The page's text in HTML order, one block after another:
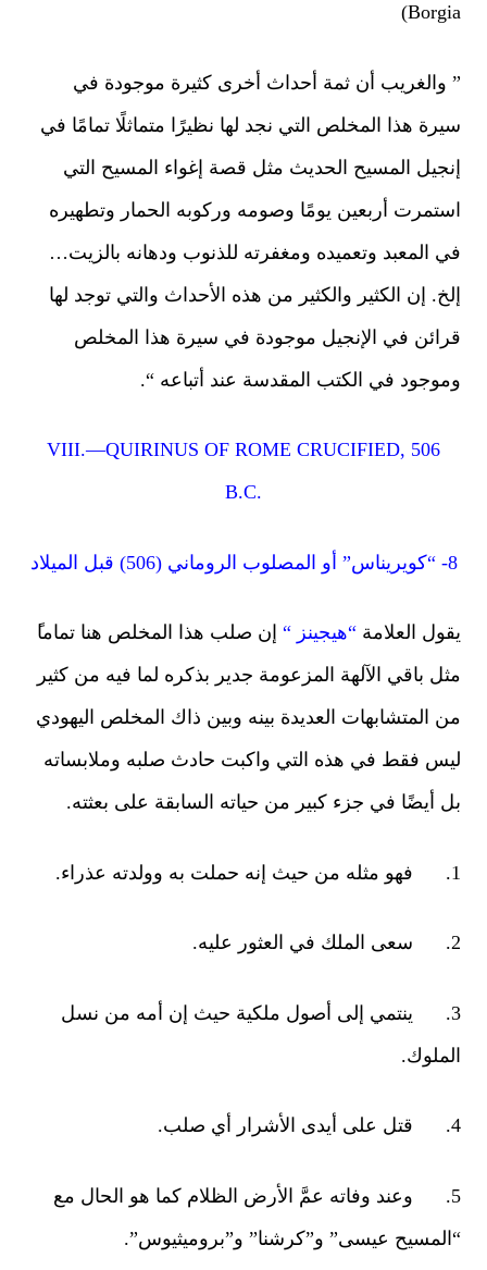
أن ثمة أحداث أخرى كثيرة موجودة في
هذا المخلص التي نجد لها نظيرًا متماثلًا تمامًا في
المسيح الحديث مثل قصة إغواء المسيح التي
أربعين يومًا وصومه وركوبه الحمار وتطهيره
المعبد وتعميده ومغفرته للذنوب ودهانه بالزيت…
إن الكثير والكثير من هذه الأحداث والتي توجد لها
في الإنجيل موجودة في سيرة هذا المخلص
في الكتب المقدسة عند أتباعه “.
VIII.—QUIRINUS OF ROME CRUCIFIED, 506
العلامة“هيجينز “إن صلب هذا المخلص هنا تماما
باقي الآلهة المزعومة جدير بذكره لما فيه من كثير
المتشابهات العديدة بينه وبين ذاك المخلص اليهودي
فقط في هذه التي واكبت حادث صلبه وملابساته
أيضًا في جزء كبير من حياته السابقة على بعثته.
ينتمي إلى أصول ملكية حيث إن أمه من نسل
وعند وفاته عمَّ الأرض الظلام كما هو الحال مع
عيسى” و”كرشنا” و”بروميثيوس”.